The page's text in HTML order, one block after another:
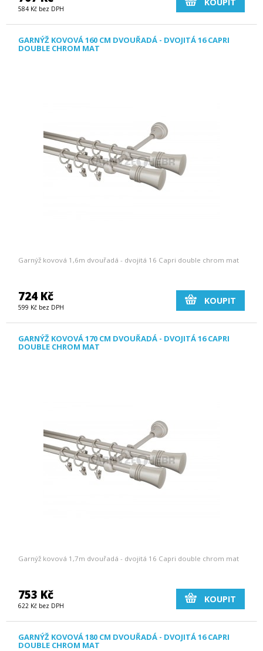
584 Kč bez DPH
GARNÝŽ KOVOVÁ 160 CM DVOUŘADÁ - DVOJITÁ 16 CAPRI
DOUBLE CHROM MAT
Garnýž kovová 1,6m dvouřadá - dvojitá 16 Capri double chrom mat
724 Kč
599 Kč bez DPH
KOUPIT
GARNÝŽ KOVOVÁ 170 CM DVOUŘADÁ - DVOJITÁ 16 CAPRI
DOUBLE CHROM MAT
Garnýž kovová 1,7m dvouřadá - dvojitá 16 Capri double chrom mat
753 Kč
622 Kč bez DPH
KOUPIT
GARNÝŽ KOVOVÁ 180 CM DVOUŘADÁ - DVOJITÁ 16 CAPRI
DOUBLE CHROM MAT